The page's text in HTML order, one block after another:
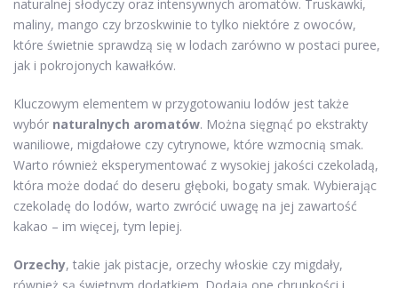
naturalnej słodyczy oraz intensywnych aromatów. Truskawki,
maliny, mango czy brzoskwinie to tylko niektóre z owoców,
które świetnie sprawdzą się w lodach zarówno w postaci puree,
jak i pokrojonych kawałków.
Kluczowym elementem w przygotowaniu lodów jest także
wybór naturalnych aromatów. Można sięgnąć po ekstrakty
waniliowe, migdałowe czy cytrynowe, które wzmocnią smak.
Warto również eksperymentować z wysokiej jakości czekoladą,
która może dodać do deseru głęboki, bogaty smak. Wybierając
czekoladę do lodów, warto zwrócić uwagę na jej zawartość
kakao – im więcej, tym lepiej.
Orzechy, takie jak pistacje, orzechy włoskie czy migdały,